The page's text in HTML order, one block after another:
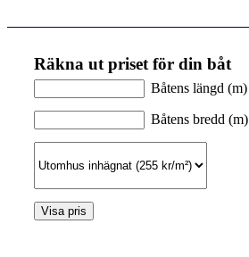
Räkna ut priset för din båt
Båtens längd (m)
Båtens bredd (m)